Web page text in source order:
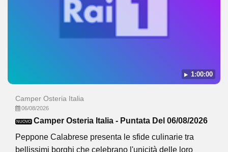
1:00:00
Camper Osteria Italia
06/08/2026
NUOVO Camper Osteria Italia - Puntata Del 06/08/2026
Peppone Calabrese presenta le sfide culinarie tra
bellissimi borghi che celebrano l'unicità delle loro